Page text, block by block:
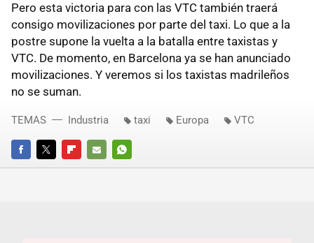
Pero esta victoria para con las VTC también traerá
consigo movilizaciones por parte del taxi. Lo que a la
postre supone la vuelta a la batalla entre taxistas y
VTC. De momento, en Barcelona ya se han anunciado
movilizaciones. Y veremos si los taxistas madrileños
no se suman.
FACEBOOKTWITTERFLIPBOARD
E-
WHATSAPP
TEMAS Industria taxi Europa VTC